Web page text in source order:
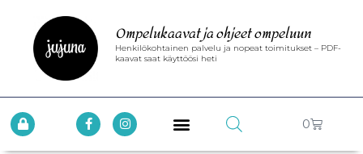
Ompelukaavat ja ohjeet ompeluun
Henkilökohtainen palvelu ja nopeat toimitukset – PDF-
kaavat saat käyttöösi heti
0